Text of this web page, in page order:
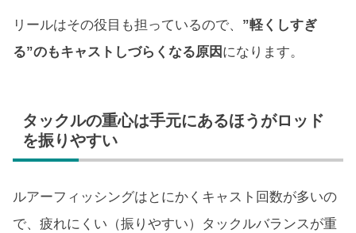
リールはその役目も担っているので、 ”軽くしすぎ
る”のもキャストしづらくなる原因 になります。
タックルの重心は手元にあるほうがロッド
を振りやすい
ルアーフィッシングはとにかくキャスト回数が多いの
で、疲れにくい（振りやすい）タックルバランスが重